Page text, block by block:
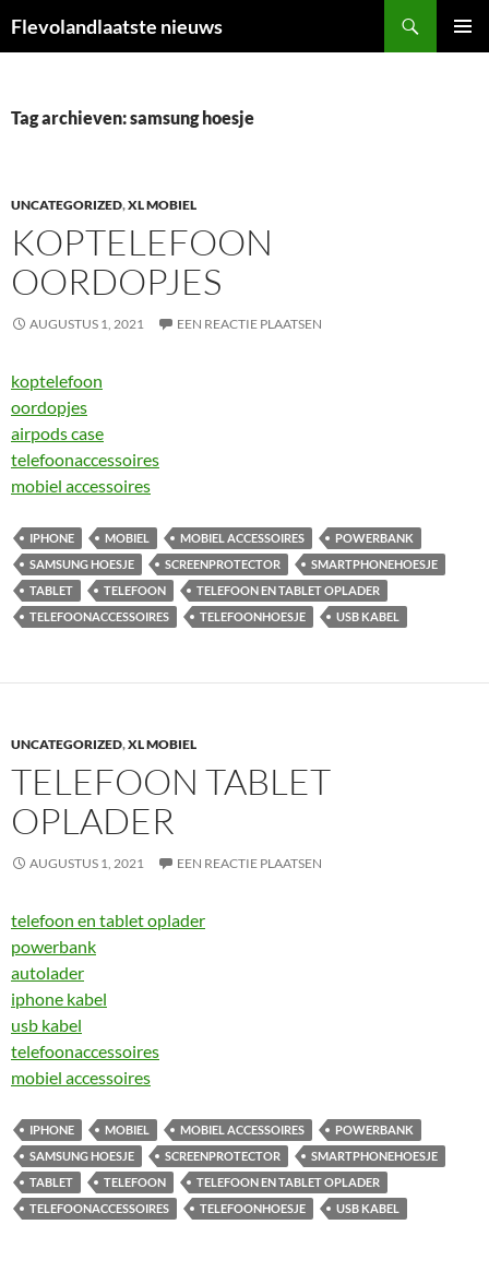
naar
Flevolandlaatste nieuws
Tag archieven: samsung hoesje
UNCATEGORIZED,XL MOBIEL
KOPTELEFOON
OORDOPJES
AUGUSTUS 1, 2021 EEN REACTIE PLAATSEN
koptelefoon
oordopjes
airpods case
telefoonaccessoires
mobiel accessoires
IPHONE MOBIEL MOBIEL ACCESSOIRES
POWERBANK
SAMSUNG HOESJE
SCREENPROTECTOR
SMARTPHONEHOESJE
TABLET
TELEFOON
TELEFOON EN TABLET OPLADER
TELEFOONACCESSOIRES
TELEFOONHOESJE USB KABEL
UNCATEGORIZED,XL MOBIEL
TELEFOON TABLET
OPLADER
AUGUSTUS 1, 2021 EEN REACTIE PLAATSEN
telefoon en tablet oplader
powerbank
autolader
iphone kabel
usb kabel
telefoonaccessoires
mobiel accessoires
IPHONE MOBIEL MOBIEL ACCESSOIRES
POWERBANK
SAMSUNG HOESJE
SCREENPROTECTOR
SMARTPHONEHOESJE
TABLET
TELEFOON
TELEFOON EN TABLET OPLADER
TELEFOONACCESSOIRES
TELEFOONHOESJE USB KABEL